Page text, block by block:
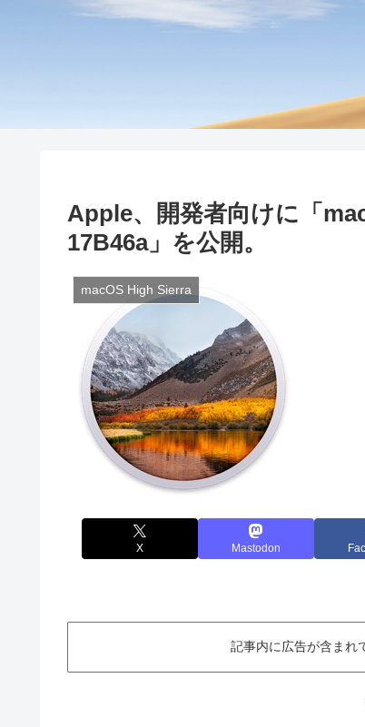
Apple、開発者向けに「
17B46a」を公開。
macOS High Sierra
X Mastodon
記事内に広告が含まれ